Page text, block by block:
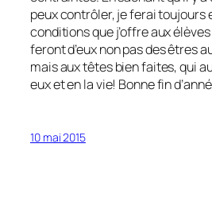
peux contrôler, je ferai toujours
conditions que j’offre aux
feront d’eux non pas des êtres
mais aux têtes bien faites, qui
eux et en la vie! Bonne fin
10 mai 2015